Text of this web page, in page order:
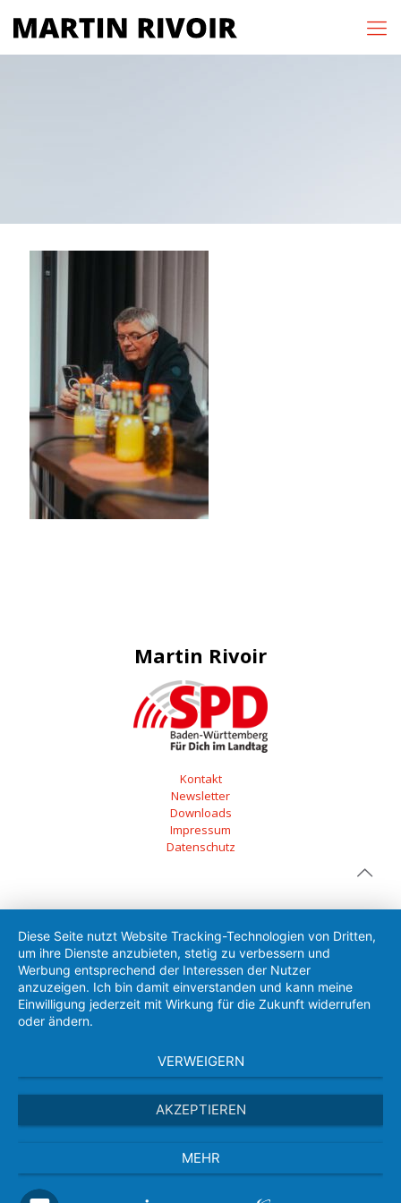
Martin Rivoir
Kontakt
Newsletter
Downloads
Impressum
Datenschutz
Diese Seite nutzt Website Tracking-Technologien von Dritten,
um ihre Dienste anzubieten, stetig zu verbessern und
Werbung entsprechend der Interessen der Nutzer
anzuzeigen. Ich bin damit einverstanden und kann meine
Einwilligung jederzeit mit Wirkung für die Zukunft widerrufen
oder ändern.
VERWEIGERN
AKZEPTIEREN
MEHR